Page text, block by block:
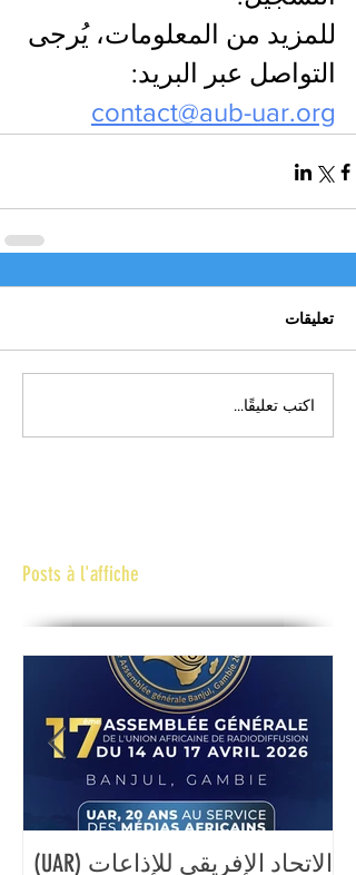
للمزيد من المعلومات، يُرجى
التواصل عبر البريد:
contact@aub-uar.org
تعليقات
اكتب تعليقًا...
Posts à l'affiche
الاتحاد الإفريقي للإذاعات (UAR)